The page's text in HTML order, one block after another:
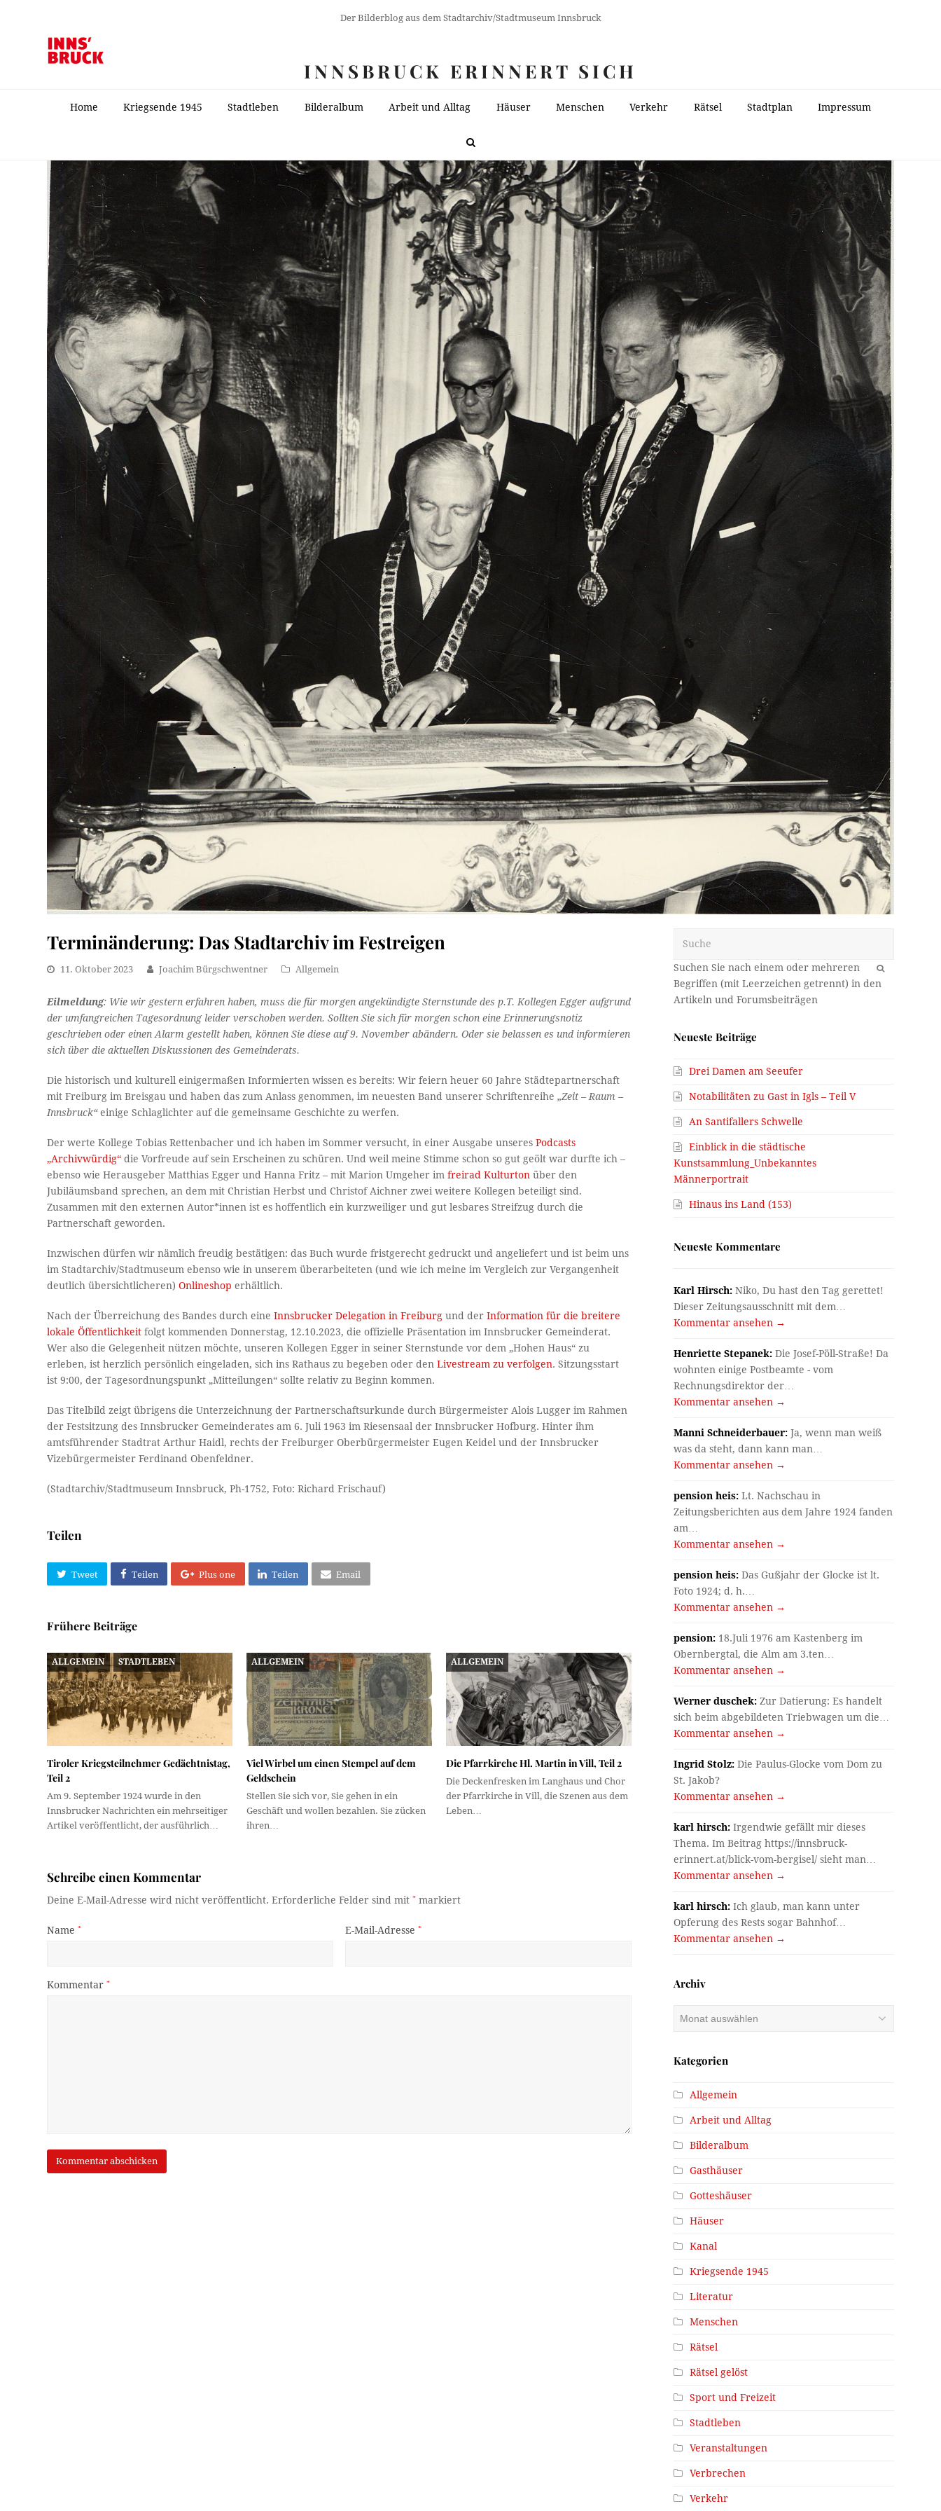
Der Bilderblog aus dem Stadtarchiv/Stadtmuseum Innsbruck
INNSBRUCK ERINNERT SICH
Home Kriegsende 1945 Stadtleben Bilderalbum Arbeit und Alltag Häuser Menschen Verkehr Rätsel Stadtplan Impressum
Terminänderung: Das Stadtarchiv im Festreigen
11. Oktober 2023 Joachim Bürgschwentner Allgemein
Eilmeldung: Wie wir gestern erfahren haben, muss die für morgen angekündigte Sternstunde des p.T. Kollegen Egger aufgrund
der umfangreichen Tagesordnung leider verschoben werden. Sollten Sie sich für morgen schon eine Erinnerungsnotiz
geschrieben oder einen Alarm gestellt haben, können Sie diese auf 9. November abändern. Oder sie belassen es und informieren
sich über die aktuellen Diskussionen des Gemeinderats.
Die historisch und kulturell einigermaßen Informierten wissen es bereits: Wir feiern heuer 60 Jahre Städtepartnerschaft
mit Freiburg im Breisgau und haben das zum Anlass genommen, im neuesten Band unserer Schriftenreihe„Zeit – Raum –
Innsbruck“einige Schlaglichter auf die gemeinsame Geschichte zu werfen.
Der werte Kollege Tobias Rettenbacher und ich haben im Sommer versucht, in einer Ausgabe unseresPodcasts
„Archivwürdig“ die Vorfreude auf sein Erscheinen zu schüren. Und weil meine Stimme schon so gut geölt war durfte ich –
ebenso wie Herausgeber Matthias Egger und Hanna Fritz – mit Marion Umgeher imfreirad Kulturton über den
Jubiläumsband sprechen, an dem mit Christian Herbst und Christof Aichner zwei weitere Kollegen beteiligt sind.
Zusammen mit den externen Autor*innen ist es hoffentlich ein kurzweiliger und gut lesbares Streifzug durch die
Partnerschaft geworden.
Inzwischen dürfen wir nämlich freudig bestätigen: das Buch wurde fristgerecht gedruckt und angeliefert und ist beim uns
im Stadtarchiv/Stadtmuseum ebenso wie in unserem überarbeiteten (und wie ich meine im Vergleich zur Vergangenheit
deutlich übersichtlicheren)Onlineshop erhältlich.
Nach der Überreichung des Bandes durch eineInnsbrucker Delegation in Freiburg und derInformation für die breitere
lokale Öffentlichkeit folgt kommenden Donnerstag, 12.10.2023, die offizielle Präsentation im Innsbrucker Gemeinderat.
Wer also die Gelegenheit nützen möchte, unseren Kollegen Egger in seiner Sternstunde vor dem „Hohen Haus“ zu
erleben, ist herzlich persönlich eingeladen, sich ins Rathaus zu begeben oder denLivestream zu verfolgen. Sitzungsstart
ist 9:00, der Tagesordnungspunkt „Mitteilungen“ sollte relativ zu Beginn kommen.
Das Titelbild zeigt übrigens die Unterzeichnung der Partnerschaftsurkunde durch Bürgermeister Alois Lugger im Rahmen
der Festsitzung des Innsbrucker Gemeinderates am 6. Juli 1963 im Riesensaal der Innsbrucker Hofburg. Hinter ihm
amtsführender Stadtrat Arthur Haidl, rechts der Freiburger Oberbürgermeister Eugen Keidel und der Innsbrucker
Vizebürgermeister Ferdinand Obenfeldner.
(Stadtarchiv/Stadtmuseum Innsbruck, Ph-1752, Foto: Richard Frischauf)
Teilen
Tweet Teilen Plus one Teilen Email
Frühere Beiträge
ALLGEMEIN STADTLEBEN
Tiroler Kriegsteilnehmer Gedächtnistag,
Teil 2
Am 9. September 1924 wurde in den
Innsbrucker Nachrichten ein mehrseitiger
Artikel veröffentlicht, der ausführlich…
ALLGEMEIN
Viel Wirbel um einen Stempel auf dem
Geldschein
Stellen Sie sich vor, Sie gehen in ein
Geschäft und wollen bezahlen. Sie zücken
ihren…
ALLGEMEIN
Die Pfarrkirche Hl. Martin in Vill, Teil 2
Die Deckenfresken im Langhaus und Chor
der Pfarrkirche in Vill, die Szenen aus dem
Leben…
Schreibe einen Kommentar
Deine E-Mail-Adresse wird nicht veröffentlicht. Erforderliche Felder sind mit* markiert
Name* E-Mail-Adresse *
Kommentar*
OK
Neueste Beiträge
Drei Damen am Seeufer
Notabilitäten zu Gast in Igls – Teil V
An Santifallers Schwelle
Einblick in die städtische
Kunstsammlung_Unbekanntes
Männerportrait
Hinaus ins Land (153)
Neueste Kommentare
Karl Hirsch: Niko, Du hast den Tag gerettet!
Dieser Zeitungsausschnitt mit dem…
Kommentar ansehen →
Henriette Stepanek: Die Josef-Pöll-Straße! Da
wohnten einige Postbeamte - vom
Rechnungsdirektor der…
Kommentar ansehen →
Manni Schneiderbauer: Ja, wenn man weiß
was da steht, dann kann man…
Kommentar ansehen →
pension heis: Lt. Nachschau in
Zeitungsberichten aus dem Jahre 1924 fanden
am…
Kommentar ansehen →
pension heis: Das Gußjahr der Glocke ist lt.
Foto 1924; d. h.…
Kommentar ansehen →
pension: 18.Juli 1976 am Kastenberg im
Obernbergtal, die Alm am 3.ten…
Kommentar ansehen →
Werner duschek: Zur Datierung: Es handelt
sich beim abgebildeten Triebwagen um die…
Kommentar ansehen →
Ingrid Stolz: Die Paulus-Glocke vom Dom zu
St. Jakob?
Kommentar ansehen →
karl hirsch: Irgendwie gefällt mir dieses
Thema. Im Beitrag https://innsbruck-
erinnert.at/blick-vom-bergisel/ sieht man…
Kommentar ansehen →
karl hirsch: Ich glaub, man kann unter
Opferung des Rests sogar Bahnhof…
Kommentar ansehen →
Archiv
Kategorien
Allgemein
Arbeit und Alltag
Bilderalbum
Gasthäuser
Gotteshäuser
Häuser
Kanal
Kriegsende 1945
Literatur
Menschen
Rätsel
Rätsel gelöst
Sport und Freizeit
Stadtleben
Veranstaltungen
Verbrechen
Verkehr